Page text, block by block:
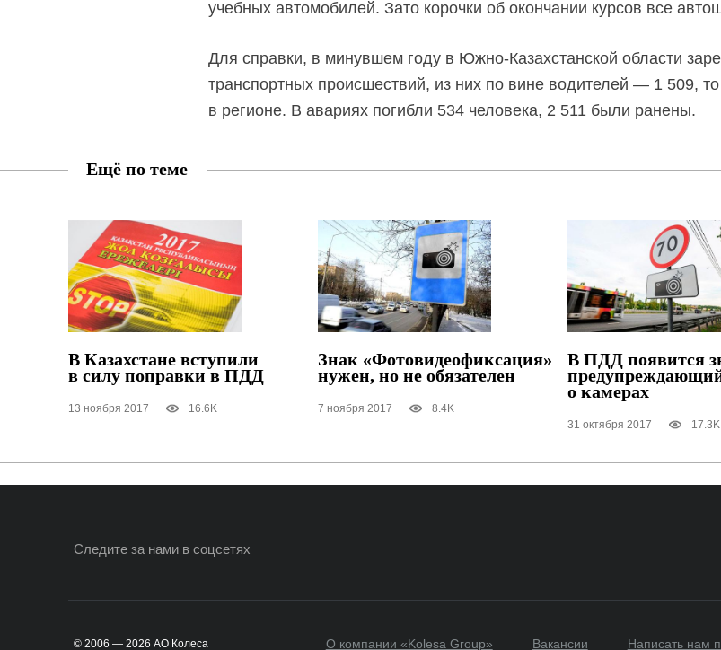
учебных автомобилей. Зато корочки об окончании курсов все
Для справки, в минувшем году в Южно-Казахстанской области
транспортных происшествий, из них по вине водителей — 1 509,
в регионе. В авариях погибли 534 человека, 2 511 были ранены.
Ещё по теме
В Казахстане вступили
в силу поправки в ПДД
13 ноября 2017 16.6K
Знак «Фотовидеофиксация»
нужен, но не обязателен
7 ноября 2017 8.4K
В ПДД появится
о камерах
31 октября 2017 17.3K
Следите за намив соцсетях
© 2006 — 2026 АО Колеса О компании «Kolesa Group» Вакансии Написать нам